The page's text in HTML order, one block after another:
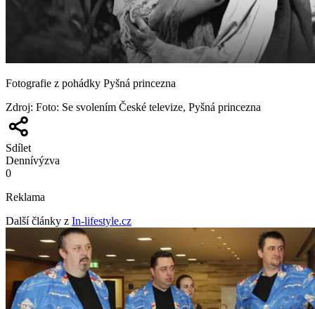
Fotografie z pohádky Pyšná princezna
Zdroj: Foto: Se svolením České televize, Pyšná princezna
Sdílet
Dennívýzva
0
Reklama
Další články z In-lifestyle.cz